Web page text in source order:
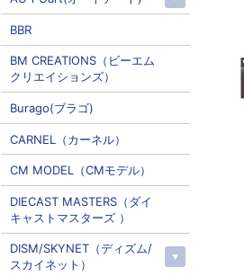
BBR
BM CREATIONS（ビーエム
クリエイションズ）
Burago(ブラゴ)
CARNEL（カーネル）
CM MODEL（CMモデル）
DIECAST MASTERS（ダイ
キャストマスターズ ）
DISM/SKYNET（ディズム/
スカイネット）